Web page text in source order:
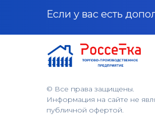
Если у вас есть
© Все права защищены.
Информация на сайте не
публичной офертой.